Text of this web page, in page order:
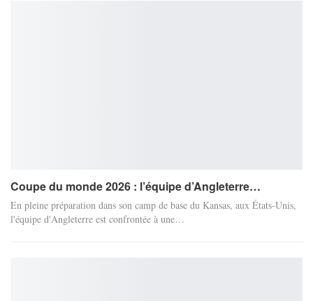
Coupe du monde 2026 : l’équipe d’Angleterre…
En pleine préparation dans son camp de base du Kansas, aux États-Unis,
l'équipe d'Angleterre est confrontée à une…